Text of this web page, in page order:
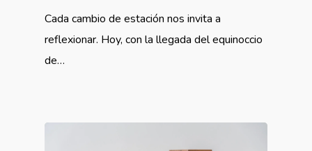
Cada cambio de estación nos invita a
reflexionar. Hoy, con la llegada del equinoccio
de…